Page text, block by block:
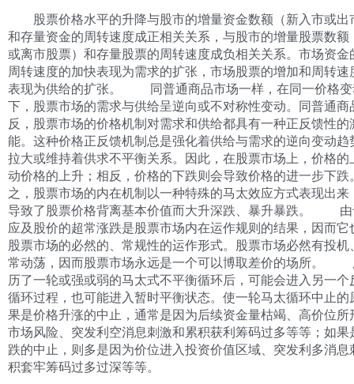
股票价格水平的升降与股市的增量资金数额（新入市或出
和存量资金的周转速度成正相关关系，与股市的增量股票数额
或离市股票）和存量股票的周转速度成负相关关系。市场资金
周转速度的加快表现为需求的扩张，市场股票的增加和周转速
表现为供给的扩张。 同普通商品市场一样，在同一价格变
下，股票市场的需求与供给呈逆向或不对称性变动。同普通商
反，股票市场的价格机制对需求和供给都具有一种正反馈性的
能。这种价格正反馈机制总是强化着供给与需求的逆向变动趋
拉大或维持着供求不平衡关系。因此，在股票市场上，价格的
动价格的上升；相反，价格的下跌则会导致价格的进一步下跌
之，股票市场的内在机制以一种特殊的马太效应方式表现出来
导致了股票价格背离基本价值而大升深跌、暴升暴跌。 由
应及股价的超常涨跌是股票市场内在运作规则的结果，因而它
股票市场的必然的、常规性的运作形式。股票市场必然有投机
常动荡，因而股票市场永远是一个可以博取差价的场所。
历了一轮或强或弱的马太式不平衡循环后，可能会进入另一个
循环过程，也可能进入暂时平衡状态。使一轮马太循环中止的
果是价格升涨的中止，通常是因为后续资金量枯竭、高价位所
市场风险、突发利空消息刺激和累积获利筹码过多等等；如果
跌的中止，则多是因为价位进入投资价值区域、突发利多消息
积套牢筹码过多过深等等。